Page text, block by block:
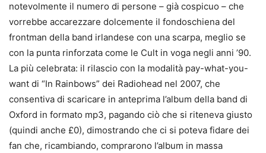
notevolmente il numero di persone – già cospicuo – che
vorrebbe accarezzare dolcemente il fondoschiena del
frontman della band irlandese con una scarpa, meglio se
con la punta rinforzata come le Cult in voga negli anni ’90.
La più celebrata: il rilascio con la modalità pay-what-you-
want di “In Rainbows” dei Radiohead nel 2007, che
consentiva di scaricare in anteprima l’album della band di
Oxford in formato mp3, pagando ciò che si riteneva giusto
(quindi anche £0), dimostrando che ci si poteva fidare dei
fan che, ricambiando, comprarono l’album in massa